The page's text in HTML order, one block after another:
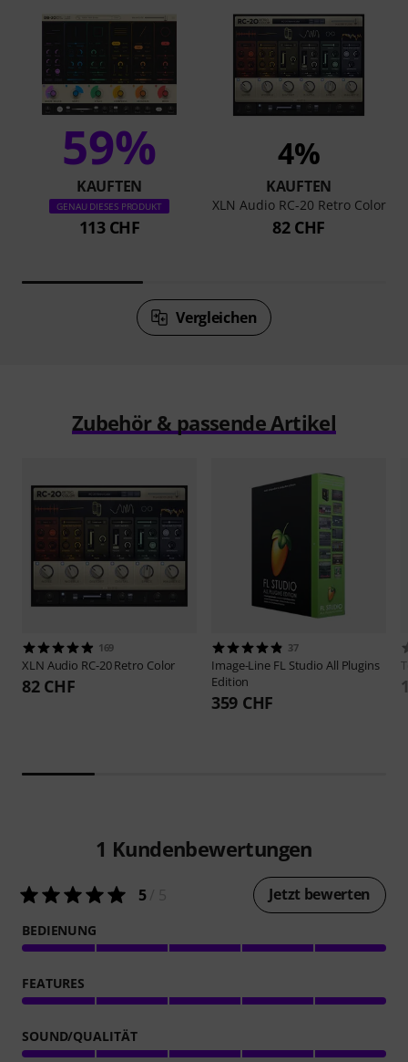
59%
KAUFTEN
GENAU DIESES PRODUKT
113 CHF
4%
KAUFTEN
XLN Audio RC-20 Retro Color
82 CHF
Vergleichen
Zubehör & passende Artikel
169
XLN Audio RC-20 Retro Color
82 CHF
37
Image-Line FL Studio All Plugins
Edition
359 CHF
1 Kundenbewertungen
5/ 5 Jetzt bewerten
BEDIENUNG
FEATURES
SOUND/QUALITÄT